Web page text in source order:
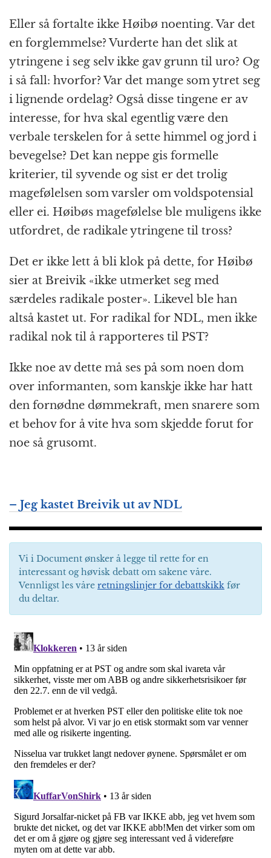
Eller så fortalte ikke Høibø noenting. Var det
en forglemmelse? Vurderte han det slik at
ytringene i seg selv ikke gav grunn til uro? Og
i så fall: hvorfor? Var det mange som ytret seg
i lignende ordelag? Også disse tingene er av
interesse, for hva skal egentlig være den
verbale terskelen for å sette himmel og jord i
bevegelse? Det kan neppe gis formelle
kriterier, til syvende og sist er det trolig
magefølelsen som varsler om voldspotensial
eller ei. Høibøs magefølelse ble muligens ikke
utfordret, de radikale ytringene til tross?
Det er ikke lett å bli klok på dette, for Høibø
sier at Breivik «ikke utmerket seg med
særdeles radikale poster». Likevel ble han
altså kastet ut. For radikal for NDL, men ikke
radikal nok til å rapporteres til PST?
Ikke noe av dette må ses på som noen dom
over informanten, som kanskje ikke har hatt
den fornødne dømmekraft, men snarere som
et behov for å vite hva som skjedde forut for
noe så grusomt.
– Jeg kastet Breivik ut av NDL
Vi i Document ønsker å legge til rette for en
interessant og høvisk debatt om sakene våre.
Vennligst les våre retningslinjer for debattskikk før
du deltar.